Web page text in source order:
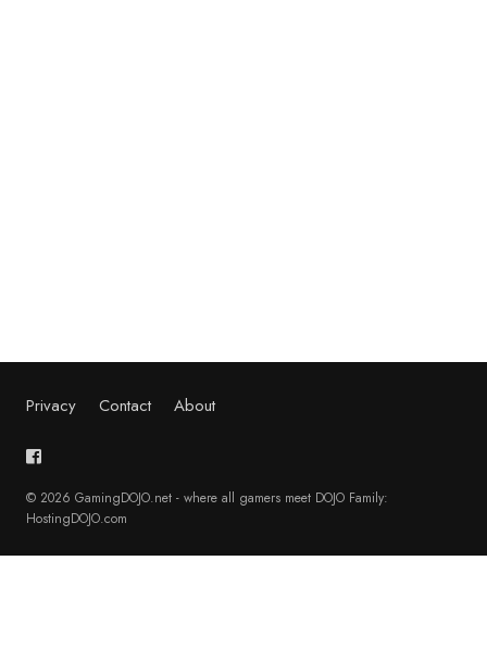
Privacy Contact About
© 2026 GamingDOJO.net - where all gamers meet DOJO Family:
HostingDOJO.com